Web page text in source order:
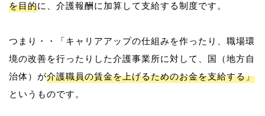
を目的に、介護報酬に加算して支給する制度です。
つまり・・「キャリアアップの仕組みを作ったり、職場環
境の改善を行ったりした介護事業所に対して、国（地方自
治体）が介護職員の賃金を上げるためのお金を支給する」
というものです。